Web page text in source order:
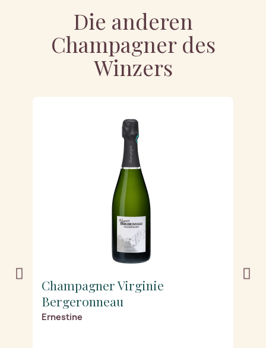
Die anderen
Champagner des
Winzers
Champagner Virginie
Bergeronneau
Ernestine